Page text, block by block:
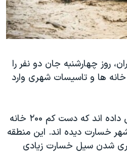
روز چهارشنبه جان دو نفر را
ها و تاسیسات شهری وارد
خبرگزاری های ایران گزارش داده اند که دست کم ۲۰۰ خانه
خسارت دیده اند. این منطقه
بر اثر جاری شدن سیل خسارت زیادی